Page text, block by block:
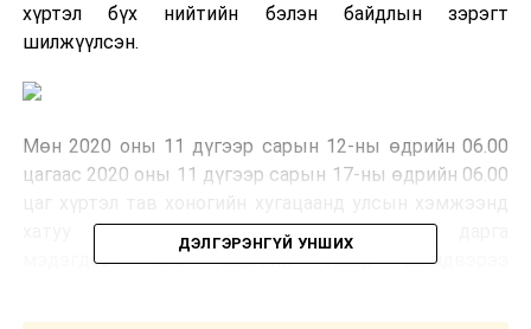
хүртэл бүх нийтийн бэлэн байдлын зэрэгт
шилжүүлсэн.
Мөн 2020 оны 11 дүгээр сарын 12-ны өдрийн 06.00
цагаас 2020 оны 11 дүгээр сарын 17-ны өдрийн 06.00
хатуу хөл хорио тогтоосныг УОК-ын дарга
мэдэгдсэн юм. Засгийн газар шийдвэрээ
хуралдав.
ДЭЛГЭРЭНГҮЙ УНШИХ